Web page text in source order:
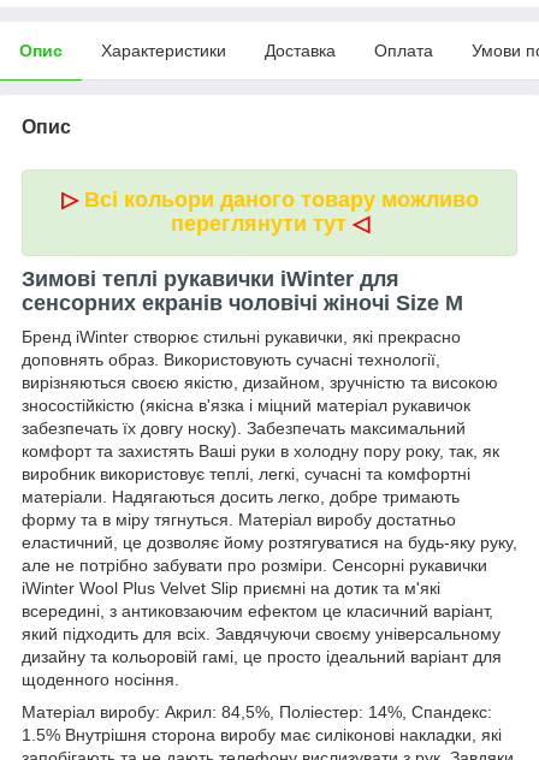
Опис Характеристики Доставка Оплата Умови
Опис
▷ Всі кольори даного товару можливо
переглянути тут◁
Зимові теплі рукавички iWinter для
сенсорних екранів чоловічі жіночі Size М
Бренд iWinter створює стильні рукавички, які прекрасно
доповнять образ. Використовують сучасні технології,
вирізняються своєю якістю, дизайном, зручністю та високою
зносостійкістю (якісна в'язка і міцний матеріал рукавичок
забезпечать їх довгу носку). Забезпечать максимальний
комфорт та захистять Ваші руки в холодну пору року, так, як
виробник використовує теплі, легкі, сучасні та комфортні
матеріали. Надягаються досить легко, добре тримають
форму та в міру тягнуться. Матеріал виробу достатньо
еластичний, це дозволяє йому розтягуватися на будь-яку руку,
але не потрібно забувати про розміри. Сенсорні рукавички
iWinter Wool Plus Velvet Slip приємні на дотик та м'які
всередині, з антиковзаючим ефектом це класичний варіант,
який підходить для всіх. Завдячуючи своєму універсальному
дизайну та кольоровій гамі, це просто ідеальний варіант для
щоденного носіння.
Матеріал виробу: Акрил: 84,5%, Поліестер: 14%, Спандекс:
1.5% Внутрішня сторона виробу має силіконові накладки, які